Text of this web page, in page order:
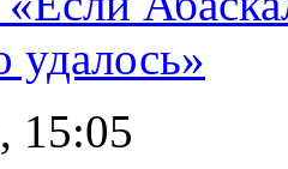
удалось»
15:05